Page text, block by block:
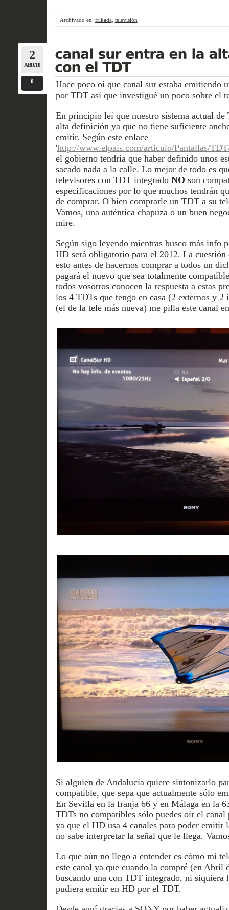
Archivado en: frikada, televisión
2
ABR/10
0
Hace poco oí que canal sur estaba emitiendo
por TDT así que investigué un poco sobre el
En principio leí que nuestro sistema actual
alta definición ya que no tiene suficiente
emitir. Según este enlace
'http://www.elpais.com/articulo/Pantallas/
el gobierno tendría que haber definido unos
sacado nada a la calle. Lo mejor de todo es
televisores con TDT integrado NO son
especificaciones por lo que muchos tendrán
de comprar. O bien comprarle un TDT a su
Vamos, una auténtica chapuza o un buen
mire.
Según sigo leyendo mientras busco más info
HD será obligatorio para el 2012. La cuestión
esto antes de hacernos comprar a todos un
pagará el nuevo que sea totalmente
todos vosotros conocen la respuesta a estas
los 4 TDTs que tengo en casa (2 externos y
(el de la tele más nueva) me pilla este canal
Si alguien de Andalucía quiere sintonizarlo
compatible, que sepa que actualmente sólo
En Sevilla en la franja 66 y en Málaga en la
TDTs no compatibles sólo puedes oír el canal
ya que el HD usa 4 canales para poder emitir
no sabe interpretar la señal que le llega.
Lo que aún no llego a entender es cómo mi
este canal ya que cuando la compré (en Abril
buscando una con TDT integrado, ni siquiera
pudiera emitir en HD por el TDT.